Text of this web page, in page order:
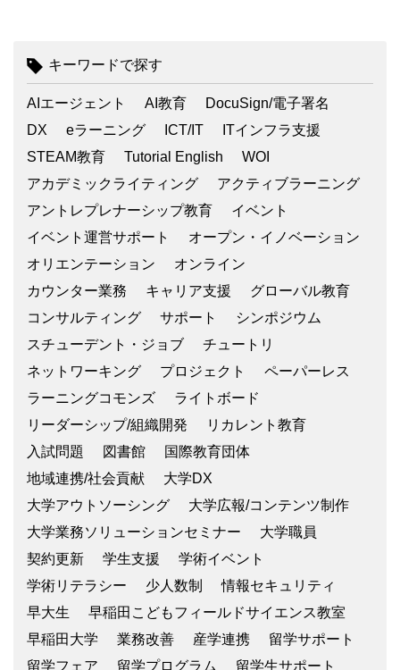
キーワードで探す
AIエージェント AI教育
DocuSign/電子署名
DX
eラーニング ICT/IT
ITインフラ支援
STEAM教育
Tutorial English
WOI
アカデミックライティング
アクティブラーニング
アントレプレナーシップ教育
イベント
イベント運営サポート
オープン・イノベーション
オリエンテーション
オンライン
カウンター業務
キャリア支援
グローバル教育
コンサルティング
サポート
シンポジウム
スチューデント・ジョブ
チュートリ
ネットワーキング
プロジェクト
ペーパーレス
ラーニングコモンズ
ライトボード
リーダーシップ/組織開発
リカレント教育
入試問題
図書館
国際教育団体
地域連携/社会貢献
大学DX
大学アウトソーシング
大学広報/コンテンツ制作
大学業務ソリューションセミナー
大学職員
契約更新
学生支援
学術イベント
学術リテラシー
少人数制
情報セキュリティ
早大生
早稲田こどもフィールドサイエンス教室
早稲田大学
業務改善 産学連携
留学サポート
留学フェア
留学プログラム
留学生サポート